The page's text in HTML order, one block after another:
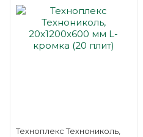
Техноплекс Технониколь,